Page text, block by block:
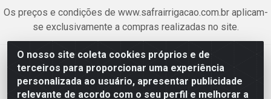
O nosso site coleta cookies próprios e de
terceiros para proporcionar uma experiência
personalizada ao usuário, apresentar publicidade
relevante de acordo com o seu perfil e melhorar a
Os preços e condições de www.safrairrigacao.com.br aplicam-
se exclusivamente a compras realizadas no site.
Safra Agrícola e Pecuária LTDA - Avenida Castelo Branco, 5330 -
Esplanada dos Anicuns, Goiânia/GO - CEP 74.433-205 - CNPJ
06.315.490/0001-00